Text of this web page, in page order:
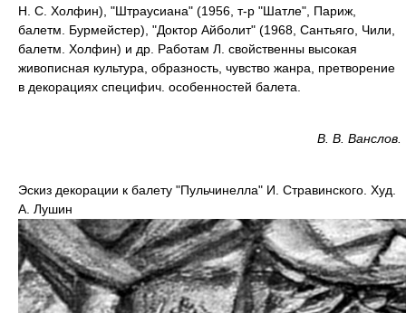
Н. С. Холфин), "Штраусиана" (1956, т-р "Шатле", Париж,
балетм. Бурмейстер), "Доктор Айболит" (1968, Сантьяго, Чили,
балетм. Холфин) и др. Работам Л. свойственны высокая
живописная культура, образность, чувство жанра, претворение
в декорациях специфич. особенностей балета.
В. В. Ванслов.
Эскиз декорации к балету "Пульчинелла" И. Стравинского. Худ.
А. Лушин